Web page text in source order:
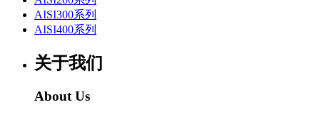
AISI300系列
AISI400系列
关于我们
About Us